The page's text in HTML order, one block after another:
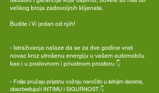
velikog broja zadovoljnih klijenata.
Budite i Vi jedan od njih!
- Istraživanja nalaze da se za dve godine vrati
novac kroz utrošenu energiju u vašem automobilu
kao i u poslovnom i privatnom prostoru.👇
- Folije pružaju prijatnu vožnju naročito u letnjim danima,
obezbeđujući INTIMU i SIGURNOST.👇